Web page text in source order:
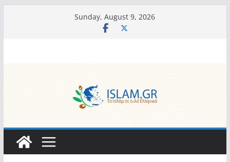
Sunday, August 9, 2026